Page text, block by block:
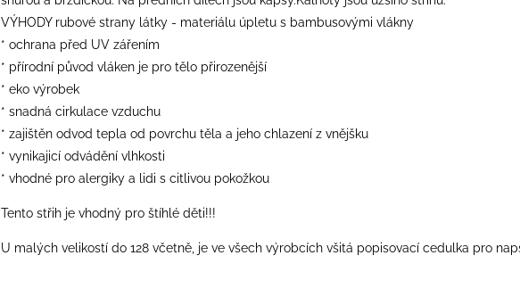
VÝHODY rubové strany látky - materiálu úpletu s bambusovými vlákny
* ochrana před UV zářením
* přírodní původ vláken je pro tělo přirozenější
* eko výrobek
* snadná cirkulace vzduchu
* zajištěn odvod tepla od povrchu těla a jeho chlazení z vnějšku
* vynikajicí odvádění vlhkosti
* vhodné pro alergiky a lidi s citlivou pokožkou
Tento střih je vhodný pro štíhlé děti!!!
​U malých velikostí do 128 včetně, je ve všech výrobcích všitá popisovací cedulka pro